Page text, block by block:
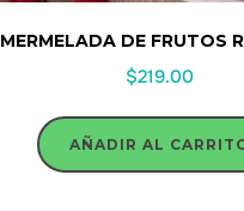
MERMELADA DE FRUTOS
$219.00
AÑADIR AL